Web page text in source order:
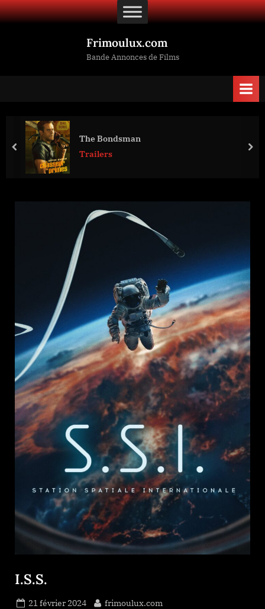
Skip
to
Frimoulux.com
Bande Annonces de Films
The Bondsman
Trailers
prev
I.S.S.
Posted
21 février 2024 By
frimoulux.com